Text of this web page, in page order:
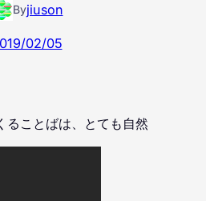
Byjiuson
02/05
ることばは、とても自然